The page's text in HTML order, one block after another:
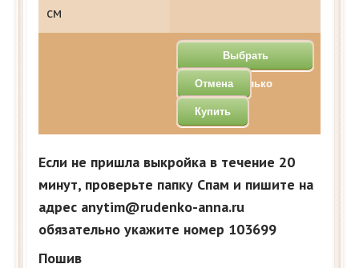
см
Выбрать
несколько
Отмена
Купить
Если не пришла выкройка в течение 20
минут, проверьте папку Спам и пишите на
адрес anytim@rudenko-anna.ru
обязательно укажите номер 103699
Пошив